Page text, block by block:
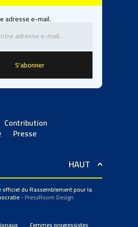
adresse e-mail.
Contribution
Presse
HAUT
officiel du Rassemblement pour la
- PressRoom Design.
Femmes progressistes